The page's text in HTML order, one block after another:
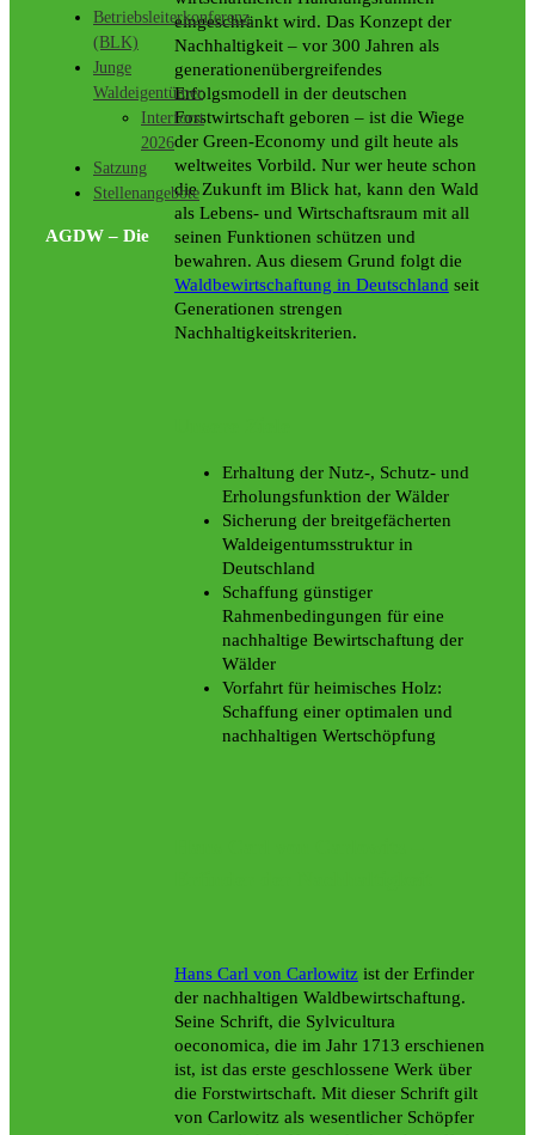
eingeschränkt wird. Das Konzept der
Nachhaltigkeit – vor 300 Jahren als
generationenübergreifendes
Erfolgsmodell in der deutschen
Forstwirtschaft geboren – ist die Wiege
der Green-Economy und gilt heute als
weltweites Vorbild. Nur wer heute schon
die Zukunft im Blick hat, kann den Wald
als Lebens- und Wirtschaftsraum mit all
seinen Funktionen schützen und
bewahren. Aus diesem Grund folgt die
Waldbewirtschaftung in Deutschland seit
Generationen strengen
Nachhaltigkeitskriterien.
Erhaltung der Nutz-, Schutz- und
Erholungsfunktion der Wälder
Sicherung der breitgefächerten
Waldeigentumsstruktur in
Deutschland
Schaffung günstiger
Rahmenbedingungen für eine
nachhaltige Bewirtschaftung der
Wälder
Vorfahrt für heimisches Holz:
Schaffung einer optimalen und
nachhaltigen Wertschöpfung
Hans Carl von Carlowitzist der Erfinder
der nachhaltigen Waldbewirtschaftung.
Seine Schrift, die Sylvicultura
oeconomica, die im Jahr 1713 erschienen
ist, ist das erste geschlossene Werk über
die Forstwirtschaft. Mit dieser Schrift gilt
von Carlowitz als wesentlicher Schöpfer
Betriebsleiterkonferenz
(BLK)
Junge
Waldeigentümer
Interforst
2026
Satzung
Stellenangebote
AGDW – Die